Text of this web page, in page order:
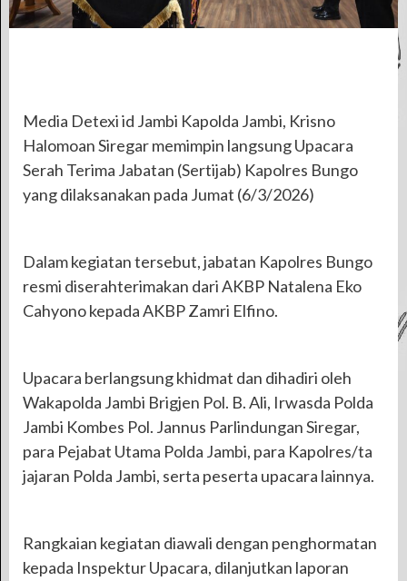
Media Detexi id Jambi Kapolda Jambi, Krisno
Halomoan Siregar memimpin langsung Upacara
Serah Terima Jabatan (Sertijab) Kapolres Bungo
yang dilaksanakan pada Jumat (6/3/2026)
Dalam kegiatan tersebut, jabatan Kapolres Bungo
resmi diserahterimakan dari AKBP Natalena Eko
Cahyono kepada AKBP Zamri Elfino.
Upacara berlangsung khidmat dan dihadiri oleh
Wakapolda Jambi Brigjen Pol. B. Ali, Irwasda Polda
Jambi Kombes Pol. Jannus Parlindungan Siregar,
para Pejabat Utama Polda Jambi, para Kapolres/ta
jajaran Polda Jambi, serta peserta upacara lainnya.
Rangkaian kegiatan diawali dengan penghormatan
kepada Inspektur Upacara, dilanjutkan laporan